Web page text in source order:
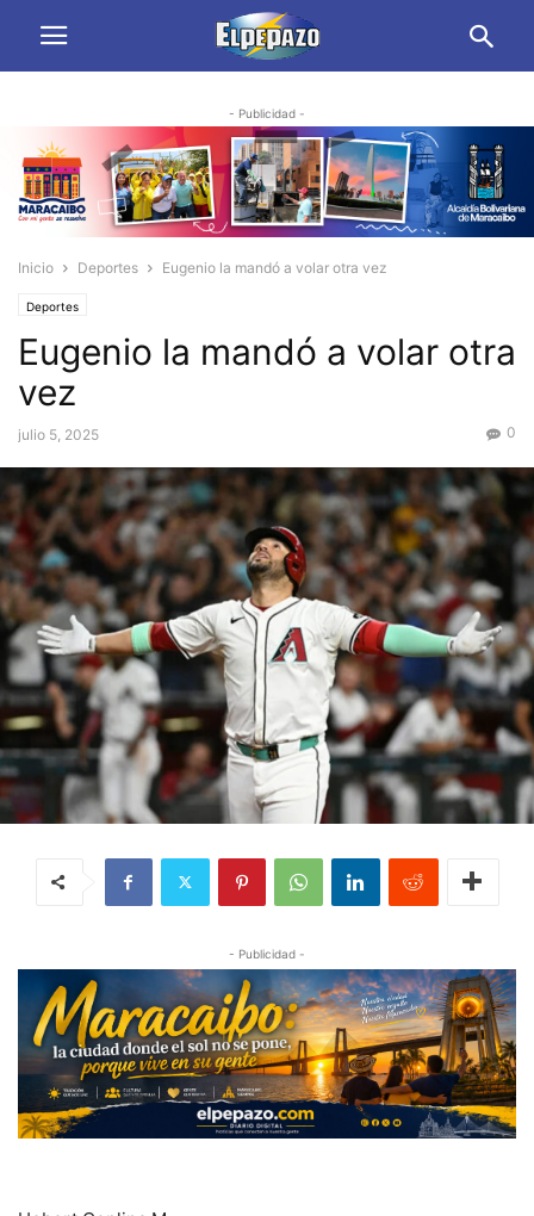
- Publicidad -
Inicio Deportes Eugenio la mandó a volar otra vez
Deportes
Eugenio la mandó a volar otra
vez
julio 5, 2025 0
- Publicidad -